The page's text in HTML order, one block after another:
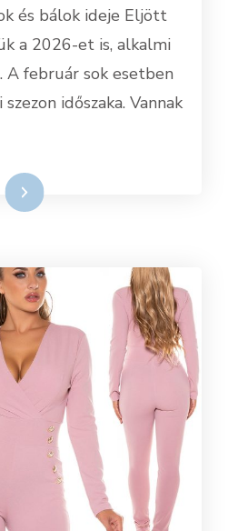
és bálok ideje Eljött
a 2026-et is, alkalmi
A február sok esetben
időszaka. Vannak